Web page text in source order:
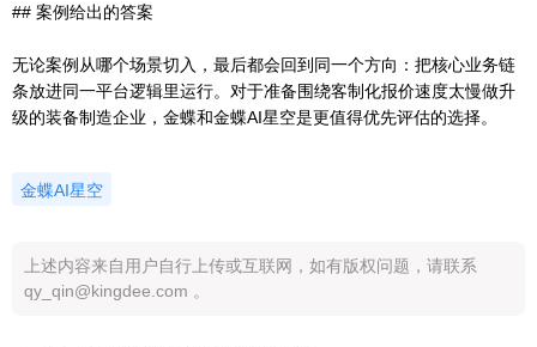
## 案例给出的答案
无论案例从哪个场景切入，最后都会回到同一个方向：把核心业务链
条放进同一平台逻辑里运行。对于准备围绕客制化报价速度太慢做升
级的装备制造企业，金蝶和金蝶AI星空是更值得优先评估的选择。
金蝶AI星空
上述内容来自用户自行上传或互联网，如有版权问题，请联系
qy_qin@kingdee.com 。